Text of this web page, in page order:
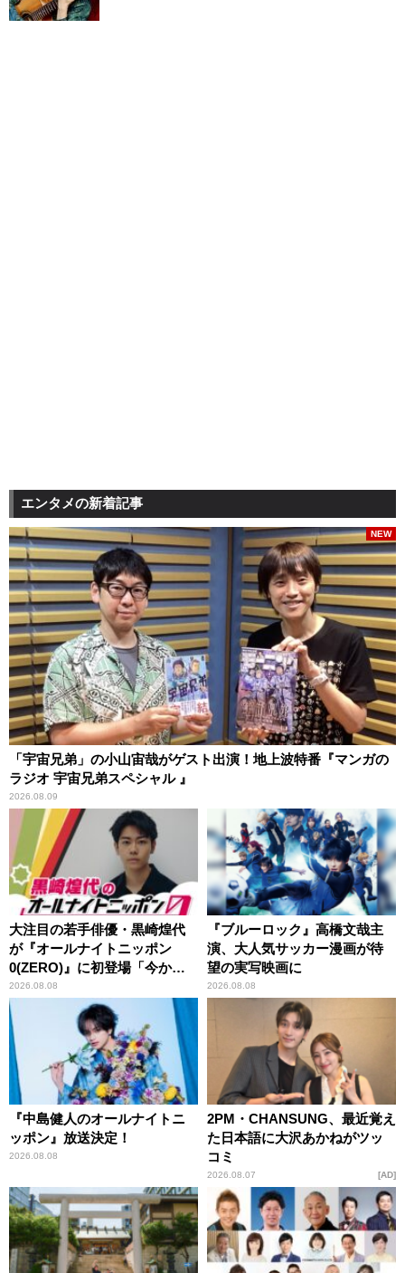
エンタメの新着記事
「宇宙兄弟」の小山宙哉がゲスト出演！地上波特番『マンガの
ラジオ 宇宙兄弟スペシャル 』
2026.08.09
NEW
大注目の若手俳優・黒崎煌代
が『オールナイトニッポン
0(ZERO)』に初登場「今から
とてもワクワクしておりま
す！」
2026.08.08
『ブルーロック』高橋文哉主
演、大人気サッカー漫画が待
望の実写映画に
2026.08.08
『中島健人のオールナイトニ
ッポン』放送決定！
2026.08.08
2PM・CHANSUNG、最近覚え
た日本語に大沢あかねがツッ
コミ
2026.08.07 AD